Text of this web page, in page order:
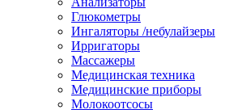
Глюкометры
Ингаляторы /небулайзеры
Ирригаторы
Массажеры
Медицинская техника
Медицинские приборы
Молокоотсосы